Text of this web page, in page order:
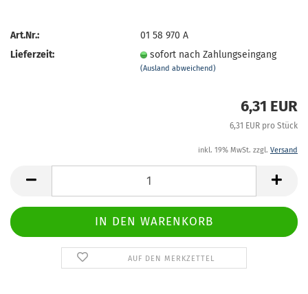
Art.Nr.:
01 58 970 A
Lieferzeit:
sofort nach Zahlungseingang
(Ausland abweichend)
6,31 EUR
6,31 EUR pro Stück
inkl. 19% MwSt. zzgl. Versand
AUF DEN MERKZETTEL